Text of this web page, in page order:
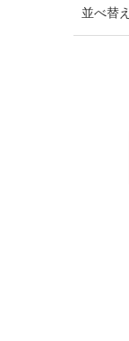
並べ替